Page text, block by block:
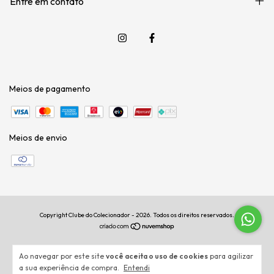
Ao navegar por este site você aceita o uso de cookies para agilizar
a sua experiência de compra. Entendi
Meios de pagamento
Meios de envio
Copyright Clube do Colecionador - 2026. Todos os direitos reservados.